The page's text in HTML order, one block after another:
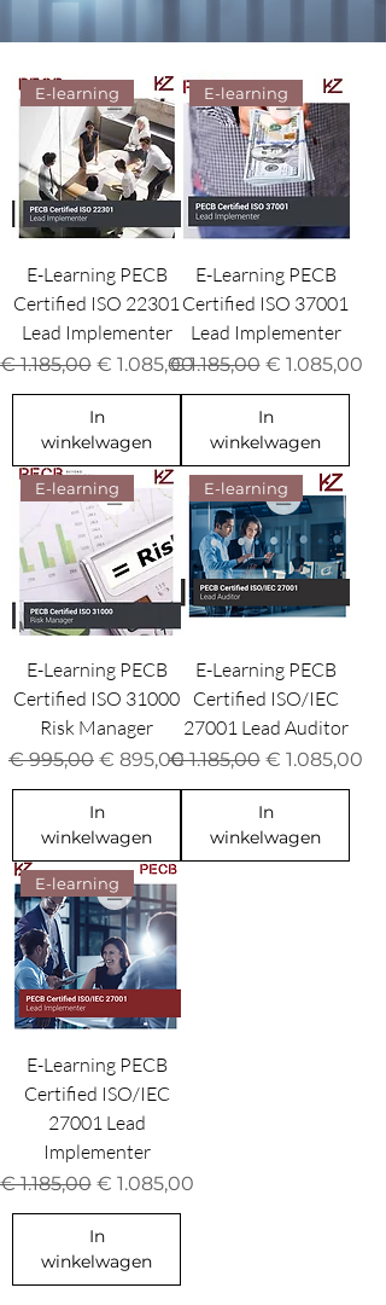
E-learning
E-Learning PECB
Certified ISO 22301
Lead Implementer
prijs
€ 1.185,00 Verkoopprijs
€ 1.085,00
In
winkelwagen
E-learning
E-Learning PECB
Certified ISO 37001
Lead Implementer
Normale prijs
€ 1.185,00 Verkoopprijs
€ 1.085,00
In
winkelwagen
E-learning
E-Learning PECB
Certified ISO 31000
Risk Manager
Normale prijs
€ 995,00 Verkoopprijs
€ 895,00
In
winkelwagen
E-learning
E-Learning PECB
Certified ISO/IEC
27001 Lead Auditor
Normale prijs
€ 1.185,00 Verkoopprijs
€ 1.085,00
In
winkelwagen
E-learning
E-Learning PECB
Certified ISO/IEC
27001 Lead
Implementer
prijs
€ 1.185,00 Verkoopprijs
€ 1.085,00
In
winkelwagen